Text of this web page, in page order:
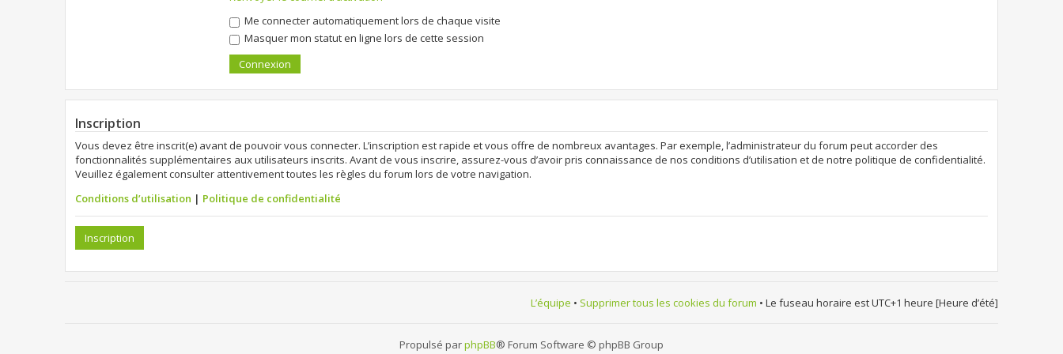
Me connecter automatiquement lors de chaque visite
Masquer mon statut en ligne lors de cette session
Inscription
Vous devez être inscrit(e) avant de pouvoir vous connecter. L’inscription est rapide et vous offre de nombreux avantages. Par exemple, l’administrateur du forum peut accorder des
fonctionnalités supplémentaires aux utilisateurs inscrits. Avant de vous inscrire, assurez-vous d’avoir pris connaissance de nos conditions d’utilisation et de notre politique de confidentialité.
Veuillez également consulter attentivement toutes les règles du forum lors de votre navigation.
Conditions d’utilisation | Politique de confidentialité
Inscription
L’équipe • Supprimer tous les cookies du forum • Le fuseau horaire est UTC+1 heure [Heure d’été]
Propulsé parphpBB® Forum Software © phpBB Group